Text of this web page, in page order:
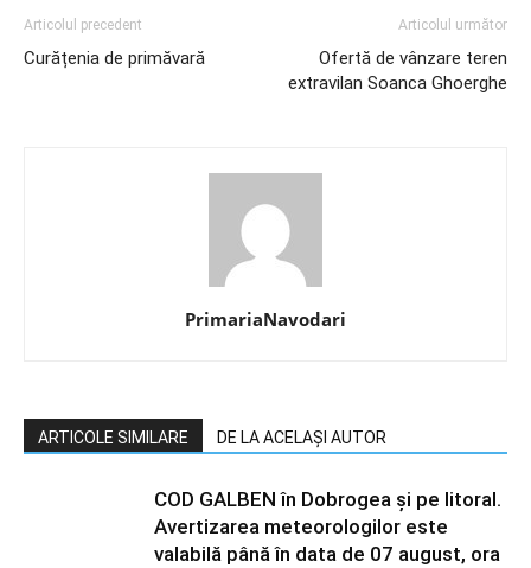
Articolul precedent
Curățenia de primăvară
Articolul următor
Ofertă de vânzare teren
extravilan Soanca Ghoerghe
PrimariaNavodari
ARTICOLE SIMILARE DE LA ACELAȘI AUTOR
COD GALBEN în Dobrogea și pe litoral.
Avertizarea meteorologilor este
valabilă până în data de 07 august, ora